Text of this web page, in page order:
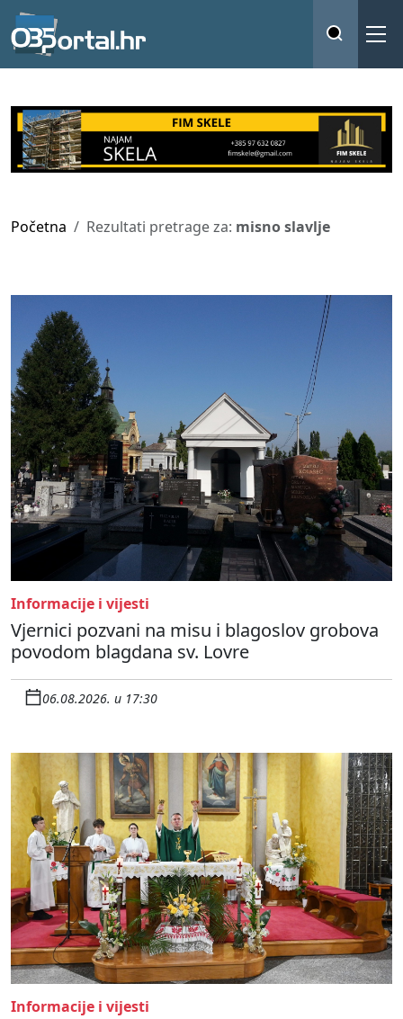
Početna Rezultati pretrage za: misno slavlje
Informacije i vijesti
Vjernici pozvani na misu i blagoslov grobova
povodom blagdana sv. Lovre
06.08.2026. u 17:30
Informacije i vijesti